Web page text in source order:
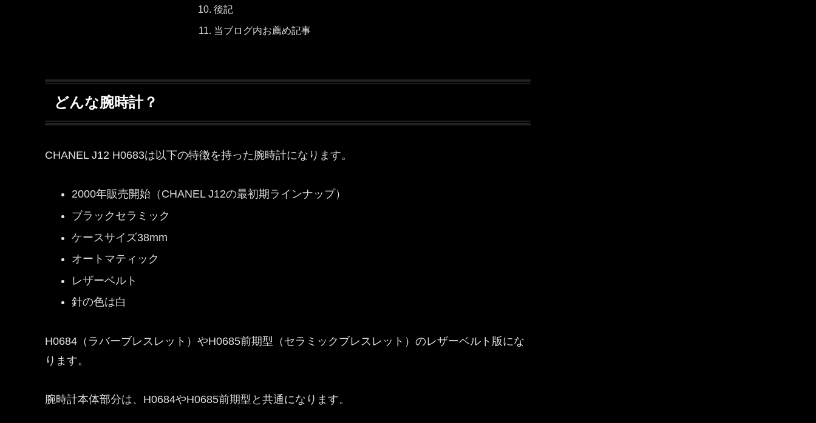
後記
当ブログ内お薦め記事
どんな腕時計？
CHANEL J12 H0683は以下の特徴を持った腕時計になります。
2000年販売開始（CHANEL J12の最初期ラインナップ）
ブラックセラミック
ケースサイズ38mm
オートマティック
レザーベルト
針の色は白
H0684（ラバーブレスレット）やH0685前期型（セラミックブレスレット）のレザーベルト版にな
ります。
腕時計本体部分は、H0684やH0685前期型と共通になります。